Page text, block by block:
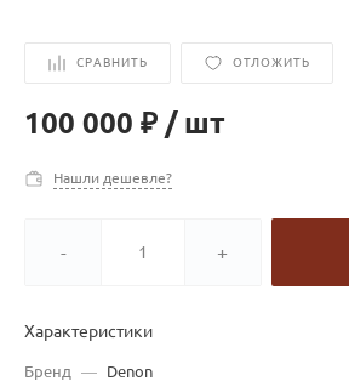
СРАВНИТЬ ОТЛОЖИТЬ
100 000 ₽ / шт
Нашли дешевле?
- +
Характеристики
Бренд —
Denon